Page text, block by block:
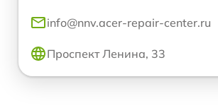
info@nnv.acer-repair-center.ru
Проспект Ленина, 33